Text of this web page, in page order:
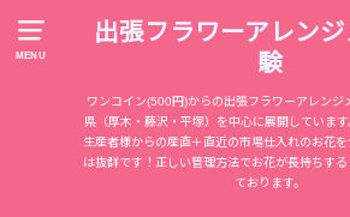
MENU
出張フラワーアレン
験
ワンコイン(500円)からの出張フラワーアレンジ
県（厚木・藤沢・平塚）を中心に展開していま
生産者様からの産直＋直近の市場仕入れのお花
は抜群です！正しい管理方法でお花が長持ちす
ております。